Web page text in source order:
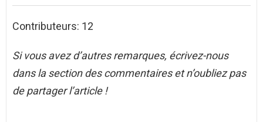
Contributeurs: 12
Si vous avez d’autres remarques, écrivez-nous
dans la section des commentaires et n’oubliez pas
de partager l’article !